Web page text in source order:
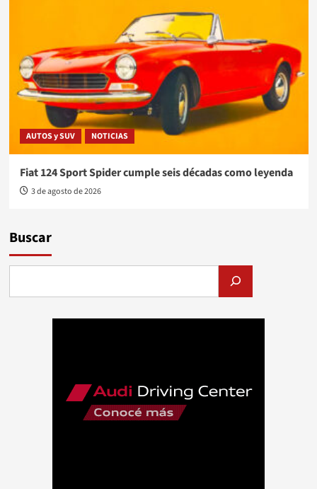
AUTOS y SUV NOTICIAS
Fiat 124 Sport Spider cumple seis décadas como leyenda
3 de agosto de 2026
Buscar